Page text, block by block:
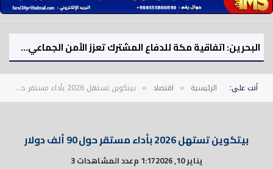
البحرين: اتفاقية مكة للدفاع المشترك تعزز الأمن الجماعي لدول الخليج
أنت على: الرئيسية » اقتصاد » بيتكوين تستهل 2026 بأداء مستقر حول 90 ألف دولار
بيتكوين تستهل 2026 بأداء مستقر حول 90 ألف دولار
يناير 10, 2026 1:17 م عدد المشاهدات 3